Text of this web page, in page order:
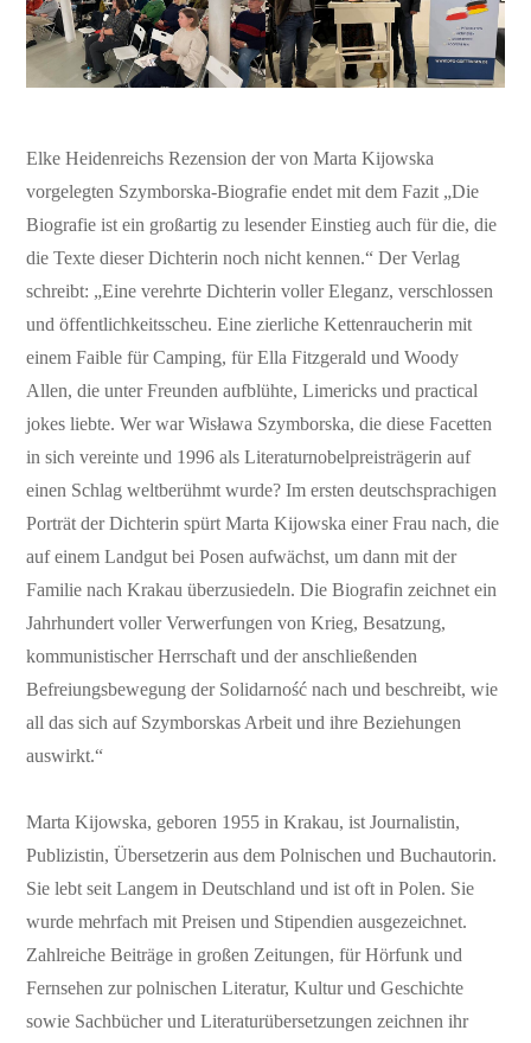
Elke Heidenreichs Rezension der von Marta Kijowska
vorgelegten Szymborska-Biografie endet mit dem Fazit „Die
Biografie ist ein großartig zu lesender Einstieg auch für die, die
die Texte dieser Dichterin noch nicht kennen.“ Der Verlag
schreibt: „Eine verehrte Dichterin voller Eleganz, verschlossen
und öffentlichkeitsscheu. Eine zierliche Kettenraucherin mit
einem Faible für Camping, für Ella Fitzgerald und Woody
Allen, die unter Freunden aufblühte, Limericks und practical
jokes liebte. Wer war Wisława Szymborska, die diese Facetten
in sich vereinte und 1996 als Literaturnobelpreisträgerin auf
einen Schlag weltberühmt wurde? Im ersten deutschsprachigen
Porträt der Dichterin spürt Marta Kijowska einer Frau nach, die
auf einem Landgut bei Posen aufwächst, um dann mit der
Familie nach Krakau überzusiedeln. Die Biografin zeichnet ein
Jahrhundert voller Verwerfungen von Krieg, Besatzung,
kommunistischer Herrschaft und der anschließenden
Befreiungsbewegung der Solidarność nach und beschreibt, wie
all das sich auf Szymborskas Arbeit und ihre Beziehungen
auswirkt.“
Marta Kijowska, geboren 1955 in Krakau, ist Journalistin,
Publizistin, Übersetzerin aus dem Polnischen und Buchautorin.
Sie lebt seit Langem in Deutschland und ist oft in Polen. Sie
wurde mehrfach mit Preisen und Stipendien ausgezeichnet.
Zahlreiche Beiträge in großen Zeitungen, für Hörfunk und
Fernsehen zur polnischen Literatur, Kultur und Geschichte
sowie Sachbücher und Literaturübersetzungen zeichnen ihr